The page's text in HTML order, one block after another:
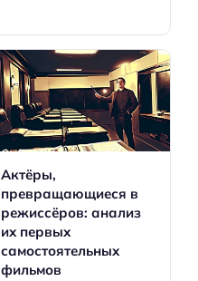
Актёры,
превращающиеся в
режиссёров: анализ
их первых
самостоятельных
фильмов